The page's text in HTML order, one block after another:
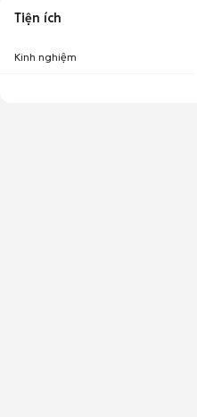
Tiện ích
Kinh nghiệm